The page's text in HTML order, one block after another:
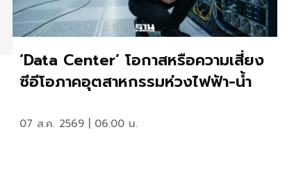
‘Data Center’ โอกาสหรือความเสี่ยง
ซีอีโอภาคอุตสาหกรรมห่วงไฟฟ้า-น้ำ
07 ส.ค. 2569 | 06:00 น.